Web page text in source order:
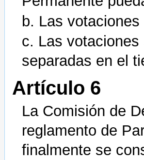
b. Las
c. Las
separadas en el
Artículo 6
La Comisión de
reglamento de
finalmente se